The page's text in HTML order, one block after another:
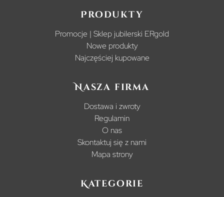
Produkty
Promocje | Sklep jubilerski ERgold
Nowe produkty
Najczęściej kupowane
Nasza firma
Dostawa i zwroty
Regulamin
O nas
Skontaktuj się z nami
Mapa strony
Kategorie